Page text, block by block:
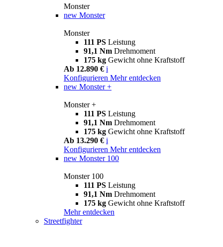
Monster
new Monster
Monster
111 PS Leistung
91,1 Nm Drehmoment
175 kg Gewicht ohne Kraftstoff
Ab 12.890 € i
Konfigurieren Mehr entdecken
new Monster +
Monster +
111 PS Leistung
91,1 Nm Drehmoment
175 kg Gewicht ohne Kraftstoff
Ab 13.290 € i
Konfigurieren Mehr entdecken
new Monster 100
Monster 100
111 PS Leistung
91,1 Nm Drehmoment
175 kg Gewicht ohne Kraftstoff
Mehr entdecken
Streetfighter